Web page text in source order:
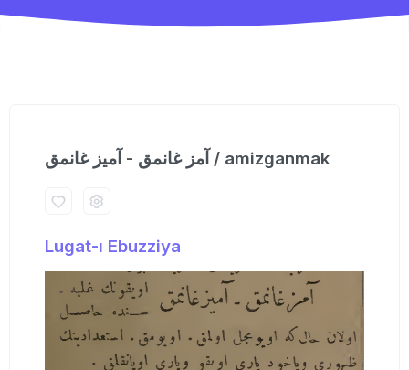
آمز غانمق - آمیز غانمق / amizganmak
Lugat-ı Ebuzziya